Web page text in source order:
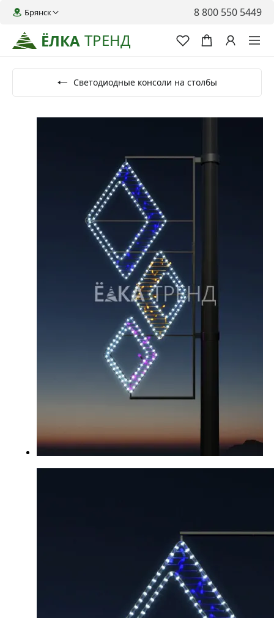
ЁЛКА ТРЕНД
Брянск 8 800 550 5449
Светодиодные консоли на столбы